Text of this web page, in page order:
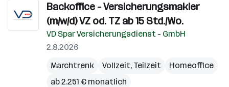
Backoffice - Versicherungsmakler
(m/w/d) VZ od. TZ ab 15 Std./Wo.
VD Spar Versicherungsdienst - GmbH
2.8.2026
Marchtrenk
Vollzeit, Teilzeit
Homeoffice
ab 2.251 € monatlich